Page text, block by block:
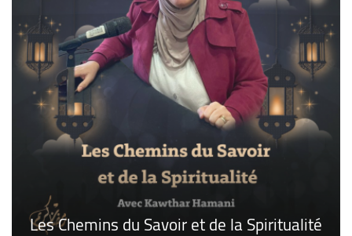
La Voix des Médias
Les Chemins du Savoir et de la Spiritualité
Cyber Securite